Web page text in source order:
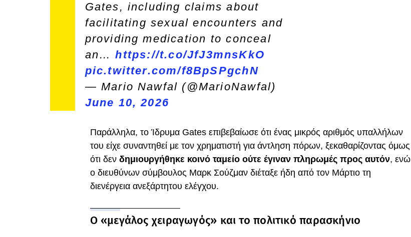
Gates, including claims about
facilitating sexual encounters and
providing medication to conceal
an…https://t.co/JfJ3mnsKkO
pic.twitter.com/f8BpSPgchN
— Mario Nawfal (@MarioNawfal)
June 10, 2026
Παράλληλα, το Ίδρυμα Gates επιβεβαίωσε ότι ένας μικρός αριθμός υπαλλήλων
του είχε συναντηθεί με τον χρηματιστή για άντληση πόρων, ξεκαθαρίζοντας όμως
ότι δεν δημιουργήθηκε κοινό ταμείο ούτε έγιναν πληρωμές προς αυτόν, ενώ
ο διευθύνων σύμβουλος Μαρκ Σούζμαν διέταξε ήδη από τον Μάρτιο τη
διενέργεια ανεξάρτητου ελέγχου.
Ο «μεγάλος χειραγωγός» και το πολιτικό παρασκήνιο